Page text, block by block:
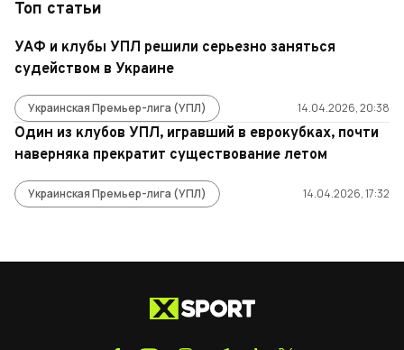
Топ статьи
УАФ и клубы УПЛ решили серьезно заняться
судейством в Украине
Украинская Премьер-лига (УПЛ) 14.04.2026, 20:38
Один из клубов УПЛ, игравший в еврокубках, почти
наверняка прекратит существование летом
Украинская Премьер-лига (УПЛ) 14.04.2026, 17:32